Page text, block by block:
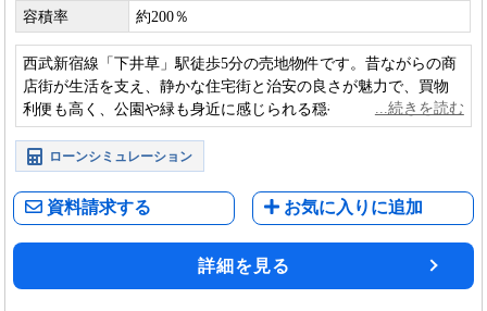
容積率
約200％
西武新宿線「下井草」駅徒歩5分の売地物件です。昔ながらの商
店街が生活を支え、静かな住宅街と治安の良さが魅力で、買物
利便も高く、公園や緑も身近に感じられる穏やかな住環境が整
っていますです。
ローンシミュレーション
資料請求する お気に入りに追加
詳細を見る